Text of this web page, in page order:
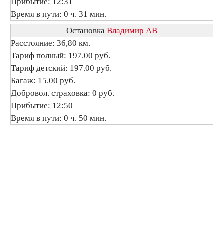
Время в пути: 0 ч. 31 мин.
Остановка Владимир АВ
Расстояние: 36,80 км.
Тариф полный: 197.00 руб.
Тариф детский: 197.00 руб.
Багаж: 15.00 руб.
Добровол. страховка: 0 руб.
Прибытие: 12:50
Время в пути: 0 ч. 50 мин.